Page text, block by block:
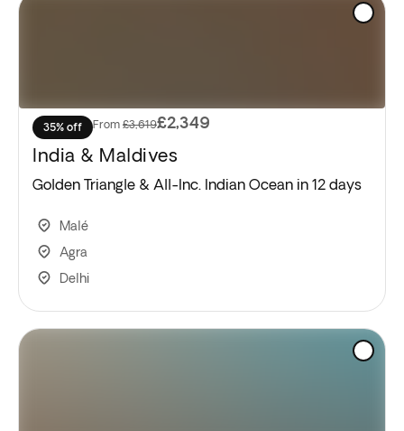
35% off From £3,619£2,349
India & Maldives
Golden Triangle & All-Inc. Indian Ocean in 12 days
Malé
Agra
Delhi